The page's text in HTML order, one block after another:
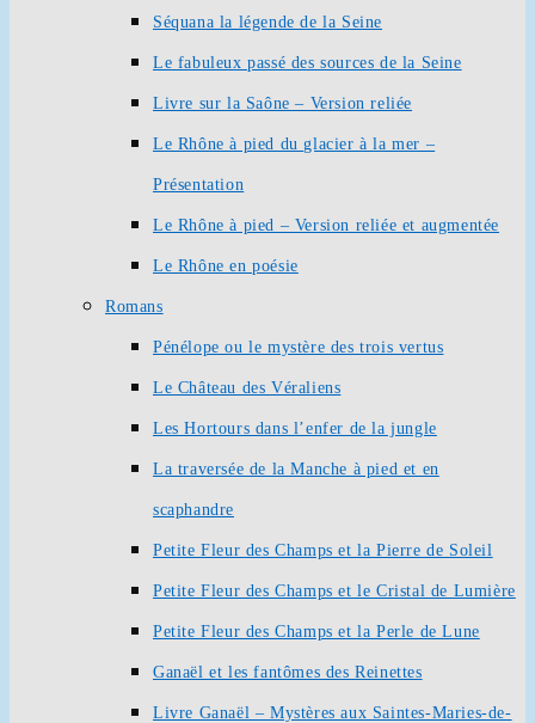
Séquana la légende de la Seine
Le fabuleux passé des sources de la Seine
Livre sur la Saône – Version reliée
Le Rhône à pied du glacier à la mer –
Présentation
Le Rhône à pied – Version reliée et augmentée
Le Rhône en poésie
Romans
Pénélope ou le mystère des trois vertus
Le Château des Véraliens
Les Hortours dans l’enfer de la jungle
La traversée de la Manche à pied et en
scaphandre
Petite Fleur des Champs et la Pierre de Soleil
Petite Fleur des Champs et le Cristal de Lumière
Petite Fleur des Champs et la Perle de Lune
Ganaël et les fantômes des Reinettes
Livre Ganaël – Mystères aux Saintes-Maries-de-